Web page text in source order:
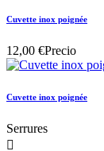
Cuvette inox poignée
12,00 €Precio
Cuvette inox poignée
Serrures
